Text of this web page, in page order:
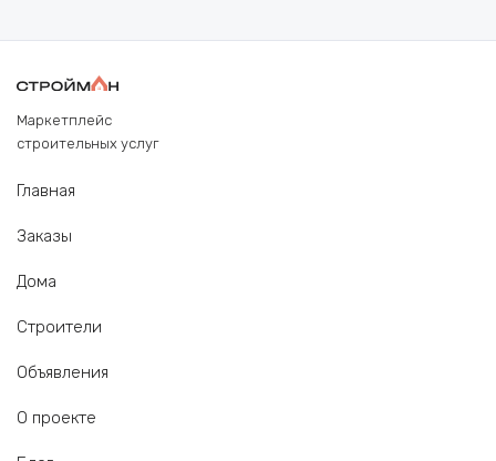
Маркетплейс
строительных услуг
Главная
Заказы
Дома
Строители
Объявления
О проекте